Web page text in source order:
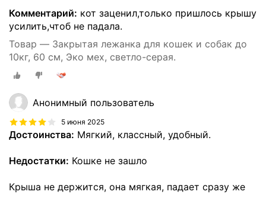
Комментарий: кот заценил,только пришлось крышу
усилить,чтоб не падала.
Товар — Закрытая лежанка для кошек и собак до
10кг, 60 см, Эко мех, светло-серая.
Анонимный пользователь
5 июня 2025
Достоинства: Мягкий, классный, удобный.
Недостатки: Кошке не зашло
Крыша не держится, она мягкая, падает сразу же